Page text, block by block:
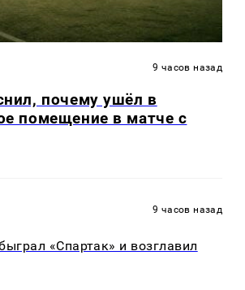
9 часов назад
почему ушёл в
помещение в матче с
9 часов назад
«Спартак» и возглавил